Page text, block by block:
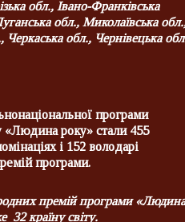
обл., Івано-Франківська
обл., Миколаївська
обл., Чернівецька
програми
«Людина року» стали 455
і 152 володарі
програми.
премій програми «Людина
32країну світу.